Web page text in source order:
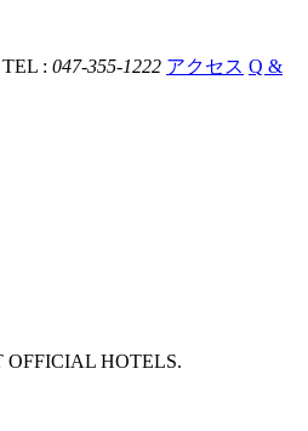
: 047-355-1222 アクセス Q &
OFFICIAL HOTELS.